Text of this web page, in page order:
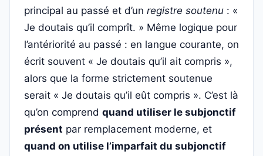
principal au passé et d’un registre soutenu : «
Je doutais qu’il comprît. » Même logique pour
l’antériorité au passé : en langue courante, on
écrit souvent « Je doutais qu’il ait compris »,
alors que la forme strictement soutenue
serait « Je doutais qu’il eût compris ». C’est là
qu’on comprend quand utiliser le subjonctif
présent par remplacement moderne, et
quand on utilise l’imparfait du subjonctif